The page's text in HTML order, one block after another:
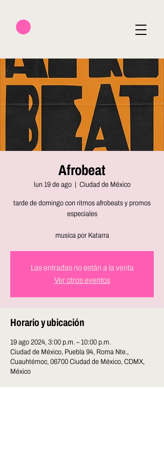
Afrobeat
lun 19 de ago
  |
Ciudad de México
tarde de domingo con ritmos afrobeats y promos
especiales
Las entradas no están a la venta
Ver otros eventos
Horario y ubicación
19 ago 2024, 3:00 p.m. – 10:00 p.m.
Ciudad de México, Puebla 94, Roma Nte.,
Cuauhtémoc, 06700 Ciudad de México, CDMX,
México